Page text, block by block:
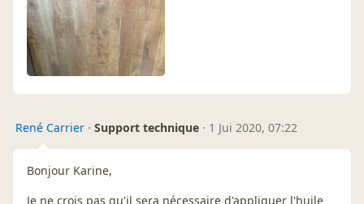
René Carrier · Support technique · 1 Jui 2020, 07:22
Bonjour Karine,
Je ne crois pas qu'il sera nécessaire d'appliquer l'huile